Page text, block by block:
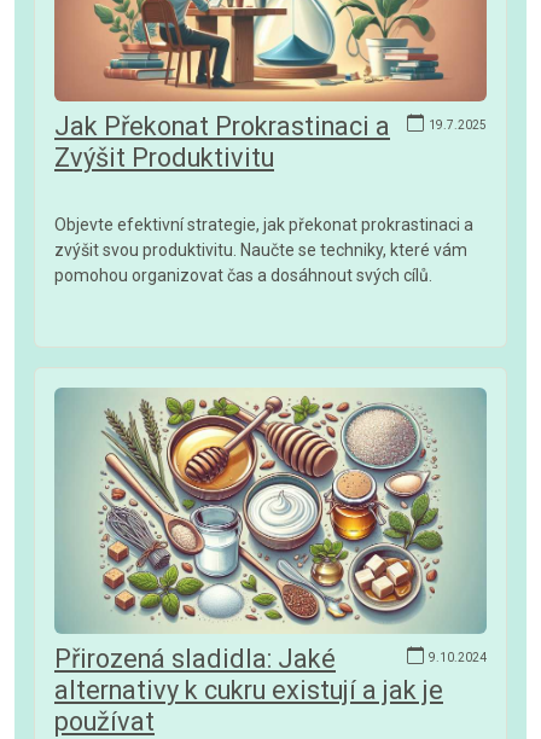
19.7.2025
Jak Překonat Prokrastinaci a
Zvýšit Produktivitu
Objevte efektivní strategie, jak překonat prokrastinaci a
zvýšit svou produktivitu. Naučte se techniky, které vám
pomohou organizovat čas a dosáhnout svých cílů.
9.10.2024
Přirozená sladidla: Jaké
alternativy k cukru existují a jak je
používat